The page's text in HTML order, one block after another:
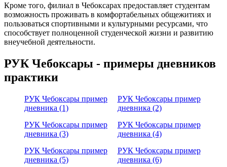
Кроме того, филиал в Чебоксарах предоставляет студентам
возможность проживать в комфортабельных общежитиях и
пользоваться спортивными и культурными ресурсами, что
способствует полноценной студенческой жизни и развитию
внеучебной деятельности.
РУК Чебоксары - примеры дневников
практики
РУК Чебоксары пример
дневника (1)
РУК Чебоксары пример
дневника (2)
РУК Чебоксары пример
дневника (3)
РУК Чебоксары пример
дневника (4)
РУК Чебоксары пример
дневника (5)
РУК Чебоксары пример
дневника (6)